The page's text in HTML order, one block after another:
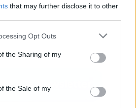
that may further disclose it to other
Opt Outs
the Sharing of my
the Sale of my